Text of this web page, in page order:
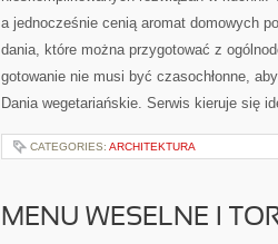
morskie, czy może podlodowe wyprawy –
którego szukasz. Ten serwis nie udaje
[…]
CATEGORIES:MODA I INSPIRACJE
KULINARIA